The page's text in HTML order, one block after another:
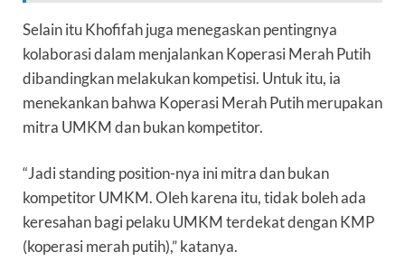
Selain itu Khofifah juga menegaskan pentingnya
kolaborasi dalam menjalankan Koperasi Merah Putih
dibandingkan melakukan kompetisi. Untuk itu, ia
menekankan bahwa Koperasi Merah Putih merupakan
mitra UMKM dan bukan kompetitor.
“Jadi standing position-nya ini mitra dan bukan
kompetitor UMKM. Oleh karena itu, tidak boleh ada
keresahan bagi pelaku UMKM terdekat dengan KMP
(koperasi merah putih),” katanya.